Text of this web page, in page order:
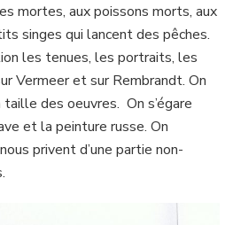
mortes, aux poissons morts, aux
singes qui lancent des pêches.
les tenues, les portraits, les
Vermeer et sur Rembrandt. On
des oeuvres. On s’égare
et la peinture russe. On
privent d’une partie non-